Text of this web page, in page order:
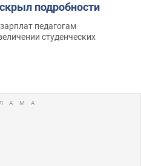
подробности
педагогам
студенческих